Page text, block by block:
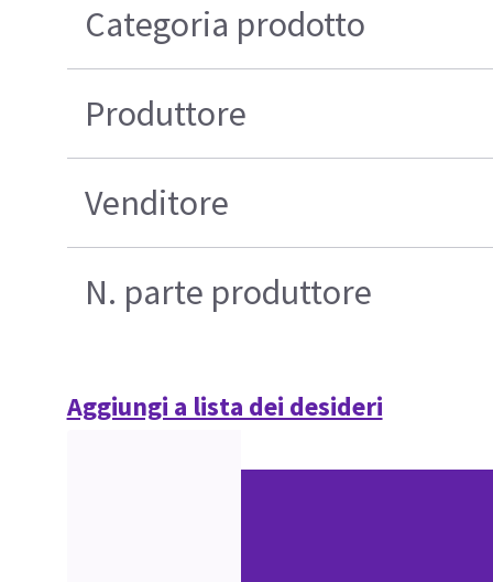
Categoria prodotto
Produttore
Venditore
N. parte produttore
Aggiungi a lista dei desideri